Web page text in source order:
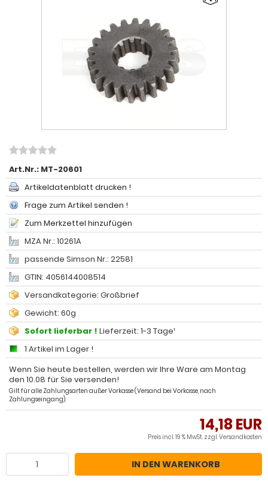
Art.Nr.: MT-20601
Artikeldatenblatt drucken !
Frage zum Artikel senden !
Zum Merkzettel hinzufügen
MZA Nr.: 10261A
passende Simson Nr.: 22581
GTIN: 4056144008514
Versandkategorie: Großbrief
Gewicht: 60g
Sofort lieferbar ! Lieferzeit: 1-3 Tage¹
1 Artikel im Lager !
Wenn Sie heute bestellen, werden wir Ihre Ware am Montag
den 10.08 für Sie versenden!
Gilt für alle Zahlungsarten außer Vorkasse (Versand bei Vorkasse, nach
Zahlungseingang).
14,18 EUR
Preis incl. 19 % MwSt. zzgl.Versandkosten
IN DEN WARENKORB